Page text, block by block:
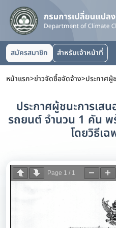
สมัครสมาชิก สำหรับเจ้าหน้าที่
หน้าแรก>ข่าวจัดซื้อจัดจ้าง>ประกาศผู้
ประกาศผู้ชนะการเสน
รถยนต์ จำนวน 1 คัน
โดยวิธีเฉ
Page 1 / 1